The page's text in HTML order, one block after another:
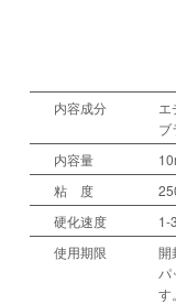
内容成分
エ
ブ
内容量
粘 度
硬化速度
1-
使用期限
開
パ
す。